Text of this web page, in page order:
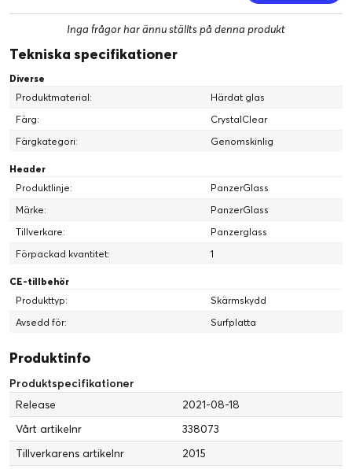
Inga frågor har ännu ställts på denna produkt
Tekniska specifikationer
Diverse
Produktmaterial:
Härdat glas
Färg:
CrystalClear
Färgkategori:
Genomskinlig
Header
Produktlinje:
PanzerGlass
Märke:
PanzerGlass
Tillverkare:
Panzerglass
Förpackad kvantitet:
1
CE-tillbehör
Produkttyp:
Skärmskydd
Avsedd för:
Surfplatta
Produktinfo
Produktspecifikationer
Release
2021-08-18
Vårt artikelnr
338073
Tillverkarens artikelnr
2015